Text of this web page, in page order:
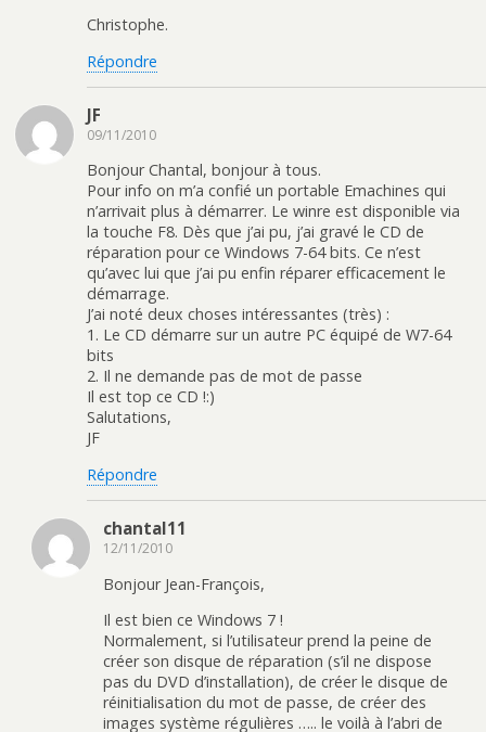
Christophe.
Répondre
JF
09/11/2010
Bonjour Chantal, bonjour à tous.
Pour info on m’a confié un portable Emachines qui
n’arrivait plus à démarrer. Le winre est disponible via
la touche F8. Dès que j’ai pu, j’ai gravé le CD de
réparation pour ce Windows 7-64 bits. Ce n’est
qu’avec lui que j’ai pu enfin réparer efficacement le
démarrage.
J’ai noté deux choses intéressantes (très) :
1. Le CD démarre sur un autre PC équipé de W7-64
bits
2. Il ne demande pas de mot de passe
Il est top ce CD !:)
Salutations,
JF
Répondre
chantal11
12/11/2010
Bonjour Jean-François,
Il est bien ce Windows 7 !
Normalement, si l’utilisateur prend la peine de
créer son disque de réparation (s’il ne dispose
pas du DVD d’installation), de créer le disque de
réinitialisation du mot de passe, de créer des
images système régulières ….. le voilà à l’abri de